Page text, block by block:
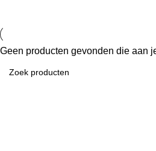
Geen producten gevonden die aan